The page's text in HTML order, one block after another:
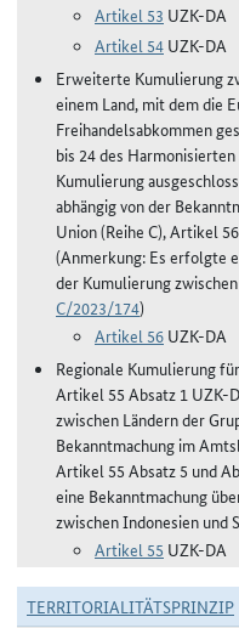
Artikel 53 UZK-DA
Artikel 54 UZK-DA
Erweiterte Kumulierung
einem Land, mit dem die
Freihandelsabkommen
bis 24 des
Kumulierung
abhängig von der
Union (Reihe C), Artikel
(Anmerkung: Es erfolgte
der Kumulierung zwischen
C/2023/174)
Artikel 56 UZK-DA
Regionale Kumulierung
Artikel 55 Absatz 1 UZK-
zwischen Ländern der
Bekanntmachung im
Artikel 55 Absatz 5 und
eine Bekanntmachung
zwischen Indonesien und
Artikel 55 UZK-DA
TERRITORIALITÄTSPRINZIP